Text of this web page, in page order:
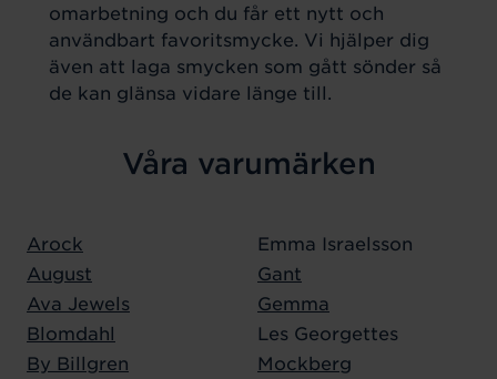
omarbetning och du får ett nytt och
användbart favoritsmycke. Vi hjälper dig
även att laga smycken som gått sönder så
de kan glänsa vidare länge till.
Våra varumärken
Arock
August
Ava Jewels
Blomdahl
By Billgren
Emma Israelsson
Gant
Gemma
Les Georgettes
Mockberg